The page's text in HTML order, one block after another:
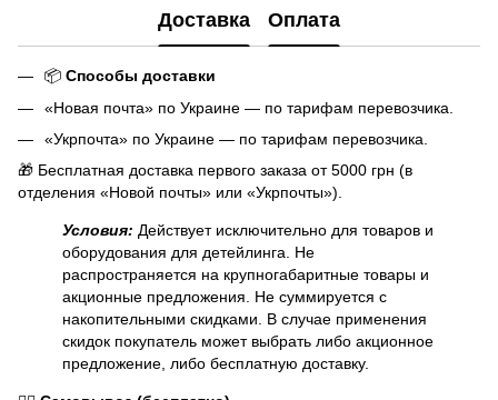
Доставка Оплата
📦 Способы доставки
«Новая почта» по Украине — по тарифам перевозчика.
«Укрпочта» по Украине — по тарифам перевозчика.
🎁 Бесплатная доставка первого заказа от 5000 грн (в
отделения «Новой почты» или «Укрпочты»).
Условия: Действует исключительно для товаров и
оборудования для детейлинга. Не
распространяется на крупногабаритные товары и
акционные предложения. Не суммируется с
накопительными скидками. В случае применения
скидок покупатель может выбрать либо акционное
предложение, либо бесплатную доставку.